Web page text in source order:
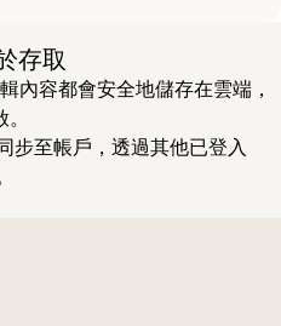
存取
內容都會安全地儲存在雲端，
步至帳戶，透過其他已登入